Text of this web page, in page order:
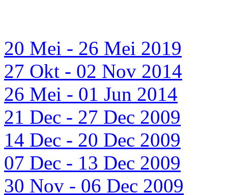
20 Mei - 26 Mei 2019
27 Okt - 02 Nov 2014
26 Mei - 01 Jun 2014
21 Dec - 27 Dec 2009
14 Dec - 20 Dec 2009
07 Dec - 13 Dec 2009
30 Nov - 06 Dec 2009